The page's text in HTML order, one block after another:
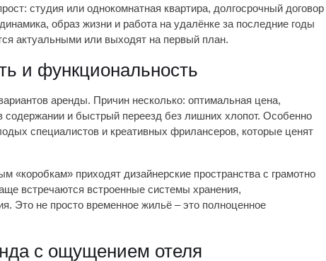
студия или однокомнатная квартира, долгосрочный договор
образ жизни и работа на удалёнке за последние годы
актуальными или выходят на первый план.
и функциональность
аренды. Причин несколько: оптимальная цена,
содержании и быстрый переезд без лишних хлопот. Особенно
специалистов и креативных фрилансеров, которые ценят
«коробкам» приходят дизайнерские пространства с грамотно
встречаются встроенные системы хранения,
Это не просто временное жильё – это полноценное
с ощущением отеля